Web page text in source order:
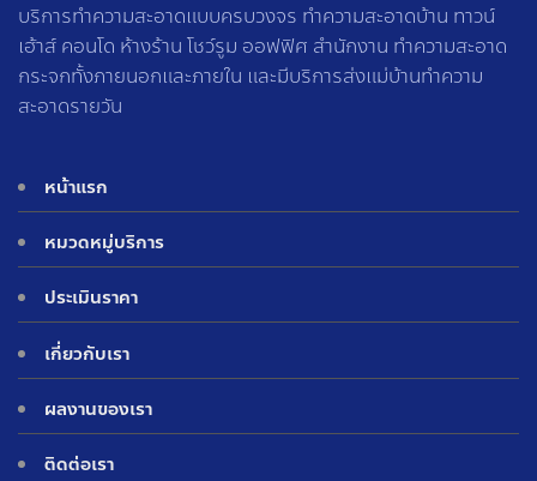
บริการทำความสะอาดแบบครบวงจร ทำความสะอาดบ้าน ทาวน์
เฮ้าส์ คอนโด ห้างร้าน โชว์รูม ออฟฟิศ สำนักงาน ทำความสะอาด
กระจกทั้งภายนอกและภายใน และมีบริการส่งแม่บ้านทำความ
สะอาดรายวัน
หน้าแรก
หมวดหมู่บริการ
ประเมินราคา
เกี่ยวกับเรา
ผลงานของเรา
ติดต่อเรา